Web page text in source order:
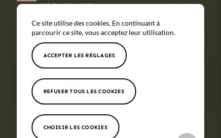
31 juillet 2026 - 11h58
© Copyright - - Site réalisé par
Tous nos
soins
Mentions
légales
Ce site utilise des cookies. En continuant à
parcourir ce site, vous acceptez leur utilisation.
ACCEPTER LES RÉGLAGES
REFUSER TOUS LES COOKIES
CHOISIR LES COOKIES